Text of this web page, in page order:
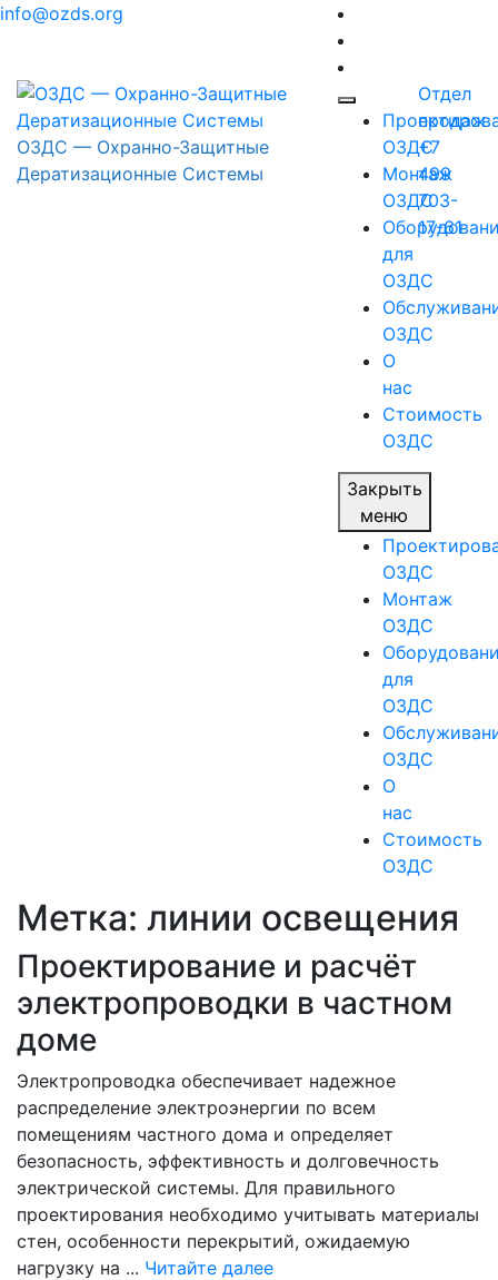
Перейти
info@ozds.org
ОЗДС — Охранно-Защитные
Дератизационные Системы
ОЗДС
Монтаж
ОЗДС
для
ОЗДС
ОЗДС
О
нас
Стоимость
ОЗДС
Закрыть
меню
ОЗДС
Монтаж
ОЗДС
для
ОЗДС
ОЗДС
О
нас
Стоимость
ОЗДС
Отдел
продаж
+7
499
703-
17-61
Метка: линии освещения
Проектирование и расчёт
электропроводки в частном
доме
Электропроводка обеспечивает надежное
распределение электроэнергии по всем
помещениям частного дома и определяет
безопасность, эффективность и долговечность
электрической системы. Для правильного
проектирования необходимо учитывать материалы
стен, особенности перекрытий, ожидаемую
нагрузку на ... Читайте далееЧитайте